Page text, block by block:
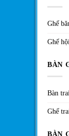
Ghế
Ghế
BÀN
Bàn
Ghế
BÀN